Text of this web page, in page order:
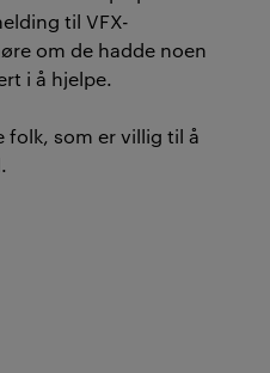
til VFX-
om de hadde noen
i å hjelpe.
folk, som er villig til å